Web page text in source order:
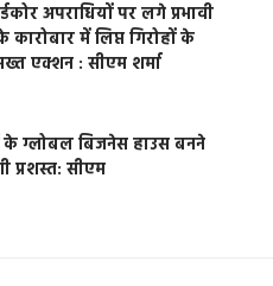
अपराधियों पर लगे प्रभावी
में लिप्त गिरोहों के
एक्शन : सीएम शर्मा
के ग्लोबल बिजनेस हाउस बनने
प्रशस्त: सीएम